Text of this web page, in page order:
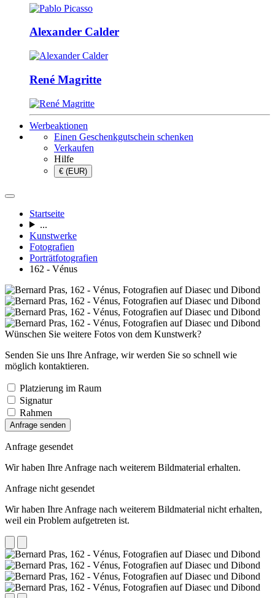
Alexander Calder
René Magritte
Werbeaktionen
Einen Geschenkgutschein schenken
Verkaufen
Hilfe
€ (EUR)
Startseite
...
Kunstwerke
Fotografien
Porträtfotografien
162 - Vénus
Wünschen Sie weitere Fotos von dem Kunstwerk?
Senden Sie uns Ihre Anfrage, wir werden Sie so schnell wie
möglich kontaktieren.
Platzierung im Raum
Signatur
Rahmen
Anfrage senden
Anfrage gesendet
Wir haben Ihre Anfrage nach weiterem Bildmaterial erhalten.
Anfrage nicht gesendet
Wir haben Ihre Anfrage nach weiterem Bildmaterial nicht erhalten,
weil ein Problem aufgetreten ist.